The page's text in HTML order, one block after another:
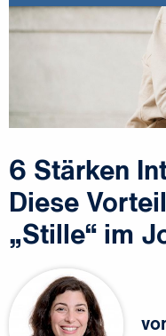
6 Stärken
Diese
„Stille“ im